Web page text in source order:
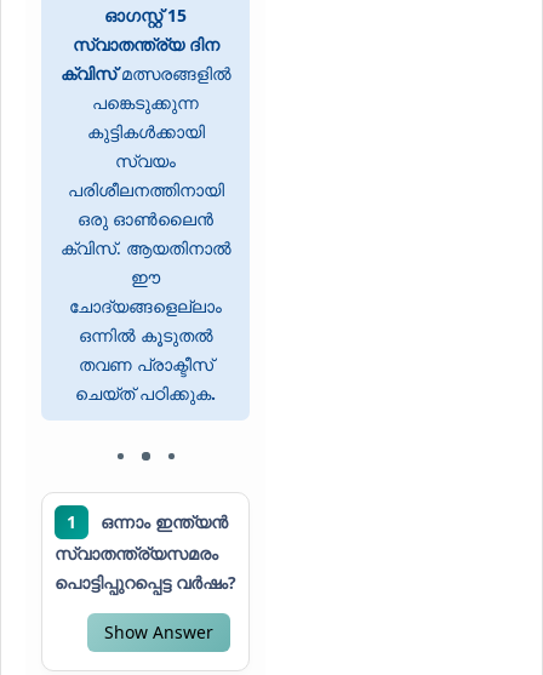
ഓഗസ്റ്റ് 15
സ്വാതന്ത്ര്യ ദിന
ക്വിസ്മത്സരങ്ങളിൽ
പങ്കെടുക്കുന്ന
കുട്ടികൾക്കായി
സ്വയം
പരിശീലനത്തിനായി
ഒരു ഓണ്‍ലൈന്‍
ക്വിസ്. ആയതിനാൽ
ഈ
ചോദ്യങ്ങളെല്ലാം
ഒന്നിൽ കൂടുതൽ
തവണ പ്രാക്ടീസ്
ചെയ്ത് പഠിക്കുക.
1
ഒന്നാം ഇന്ത്യൻ
സ്വാതന്ത്ര്യസമരം
പൊട്ടിപ്പുറപ്പെട്ട വർഷം?
Show Answer